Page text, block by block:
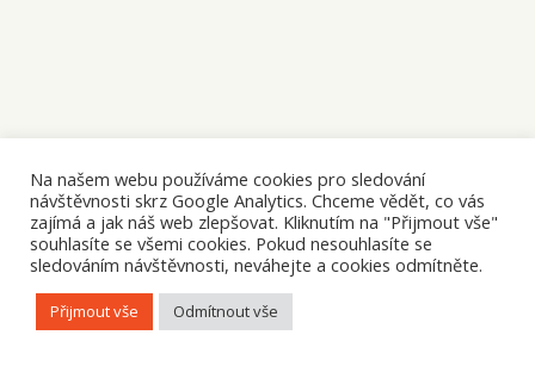
Na našem webu používáme cookies pro sledování
návštěvnosti skrz Google Analytics. Chceme vědět, co vás
zajímá a jak náš web zlepšovat. Kliknutím na "Přijmout vše"
souhlasíte se všemi cookies. Pokud nesouhlasíte se
sledováním návštěvnosti, neváhejte a cookies odmítněte.
Přijmout vše Odmítnout vše